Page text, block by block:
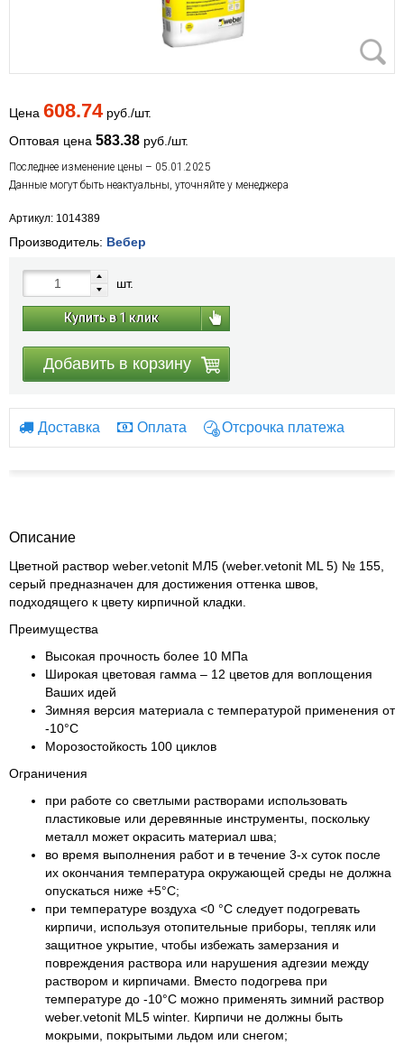
Цена 608.74руб./шт.
Оптовая цена 583.38 руб./шт.
Последнее изменение цены – 05.01.2025
Данные могут быть неактуальны, уточняйте у менеджера
Артикул: 1014389
Производитель: Вебер
шт.
Купить в 1 клик
Добавить в корзину
Доставка Оплата Отсрочка платежа
Описание
Цветной раствор weber.vetonit МЛ5 (weber.vetonit ML 5) № 155,
серый предназначен для достижения оттенка швов,
подходящего к цвету кирпичной кладки.
Преимущества
Высокая прочность более 10 МПа
Широкая цветовая гамма – 12 цветов для воплощения
Ваших идей
Зимняя версия материала с температурой применения от
-10°С
Морозостойкость 100 циклов
Ограничения
при работе со светлыми растворами использовать
пластиковые или деревянные инструменты, поскольку
металл может окрасить материал шва;
во время выполнения работ и в течение 3-х суток после
их окончания температура окружающей среды не должна
опускаться ниже +5°С;
при температуре воздуха <0 °С следует подогревать
кирпичи, используя отопительные приборы, тепляк или
защитное укрытие, чтобы избежать замерзания и
повреждения раствора или нарушения адгезии между
раствором и кирпичами. Вместо подогрева при
температуре до -10°С можно применять зимний раствор
weber.vetonit ML5 winter. Кирпичи не должны быть
мокрыми, покрытыми льдом или снегом;